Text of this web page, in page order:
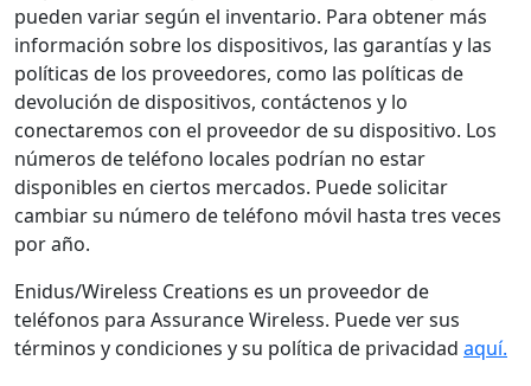
pueden variar según el inventario. Para obtener más
información sobre los dispositivos, las garantías y las
políticas de los proveedores, como las políticas de
devolución de dispositivos, contáctenos y lo
conectaremos con el proveedor de su dispositivo. Los
números de teléfono locales podrían no estar
disponibles en ciertos mercados. Puede solicitar
cambiar su número de teléfono móvil hasta tres veces
por año.
Enidus/Wireless Creations es un proveedor de
teléfonos para Assurance Wireless. Puede ver sus
términos y condiciones y su política de privacidad aquí.